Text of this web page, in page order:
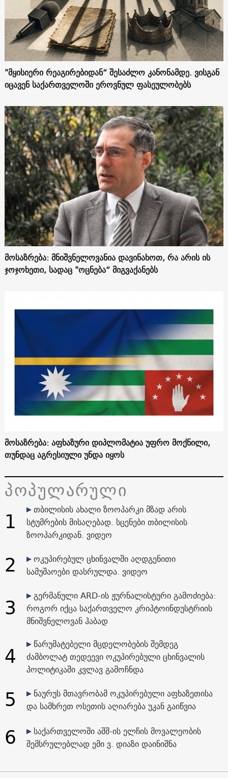
"მყისიერი რეაგირებიდან“ შესაძლო კანონამდე. ვისგან
იცავენ საქართველოში ეროვნულ ფასეულობებს
მოსაზრება: მნიშვნელოვანია დავინახოთ, რა არის ის
ჯოჯოხეთი, სადაც "ოცნება“ მიგვაქანებს
მოსაზრება: აფხაზური დიპლომატია უფრო მოქნილი,
თუნდაც აგრესიული უნდა იყოს
პოპულარული
1
თბილისის ახალი ზოოპარკი მზად არის
სტუმრების მისაღებად. სცენები თბილისის
ზოოპარკიდან. ვიდეო
2
ოკუპირებულ ცხინვალში აღდგენითი
სამუშაოები დასრულდა. ვიდეო
3
გერმანული ARD-ის ჟურნალისტური გამოძიება:
როგორ იქცა საქართველო კრიპტოინდუსტრიის
მნიშვნელოვან ჰაბად
4
წარუმატებელი მცდელობების შემდეგ
ძამბოლატ თედეევი ოკუპირებული ცხინვალის
პოლიტიკაში კვლავ გამოჩნდა
5
ნაურუს მთავრობამ ოკუპირებული აფხაზეთისა
და სამხრეთ ოსეთის აღიარება უკან გაიწვია
6
საქართველოში აშშ-ის ელჩის მოვალეობის
შემსრულებლად ემი ვ. დიაზი დაინიშნა